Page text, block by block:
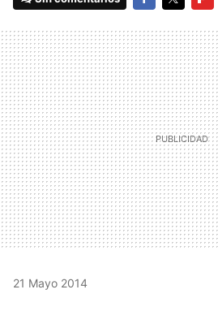
21 Mayo 2014